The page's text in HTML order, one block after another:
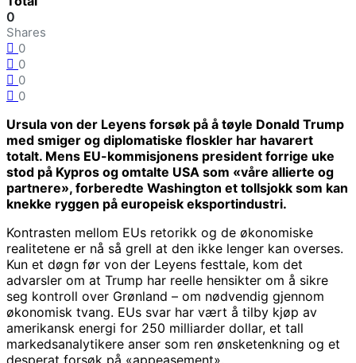
0
Shares
0
0
0
0
Ursula von der Leyens forsøk på å tøyle Donald Trump
med smiger og diplomatiske floskler har havarert
totalt. Mens EU-kommisjonens president forrige uke
stod på Kypros og omtalte USA som «våre allierte og
partnere», forberedte Washington et tollsjokk som kan
knekke ryggen på europeisk eksportindustri.
Kontrasten mellom EUs retorikk og de økonomiske
realitetene er nå så grell at den ikke lenger kan overses.
Kun et døgn før von der Leyens festtale, kom det
advarsler om at Trump har reelle hensikter om å sikre
seg kontroll over Grønland – om nødvendig gjennom
økonomisk tvang. EUs svar har vært å tilby kjøp av
amerikansk energi for 250 milliarder dollar, et tall
markedsanalytikere anser som ren ønsketenkning og et